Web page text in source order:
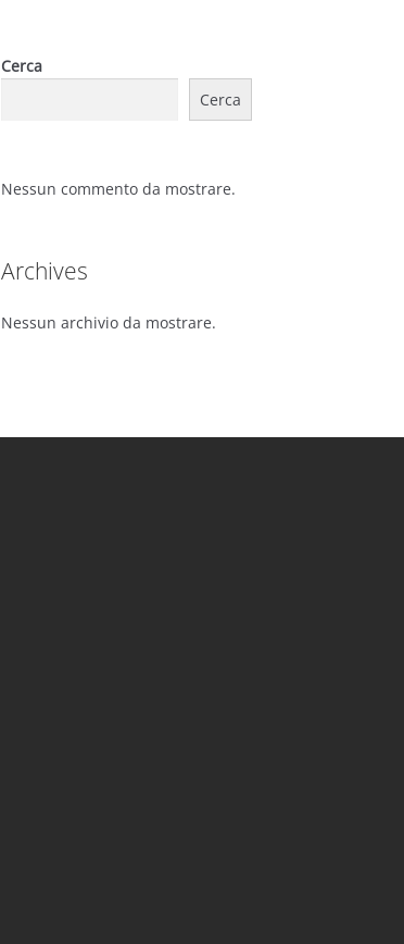
Cerca
Cerca
Nessun commento da mostrare.
Archives
Nessun archivio da mostrare.